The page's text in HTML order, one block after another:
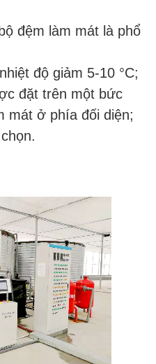
đệm làm mát là phổ
độ giảm 5-10 °C;
đặt trên một bức
mát ở phía đối diện;